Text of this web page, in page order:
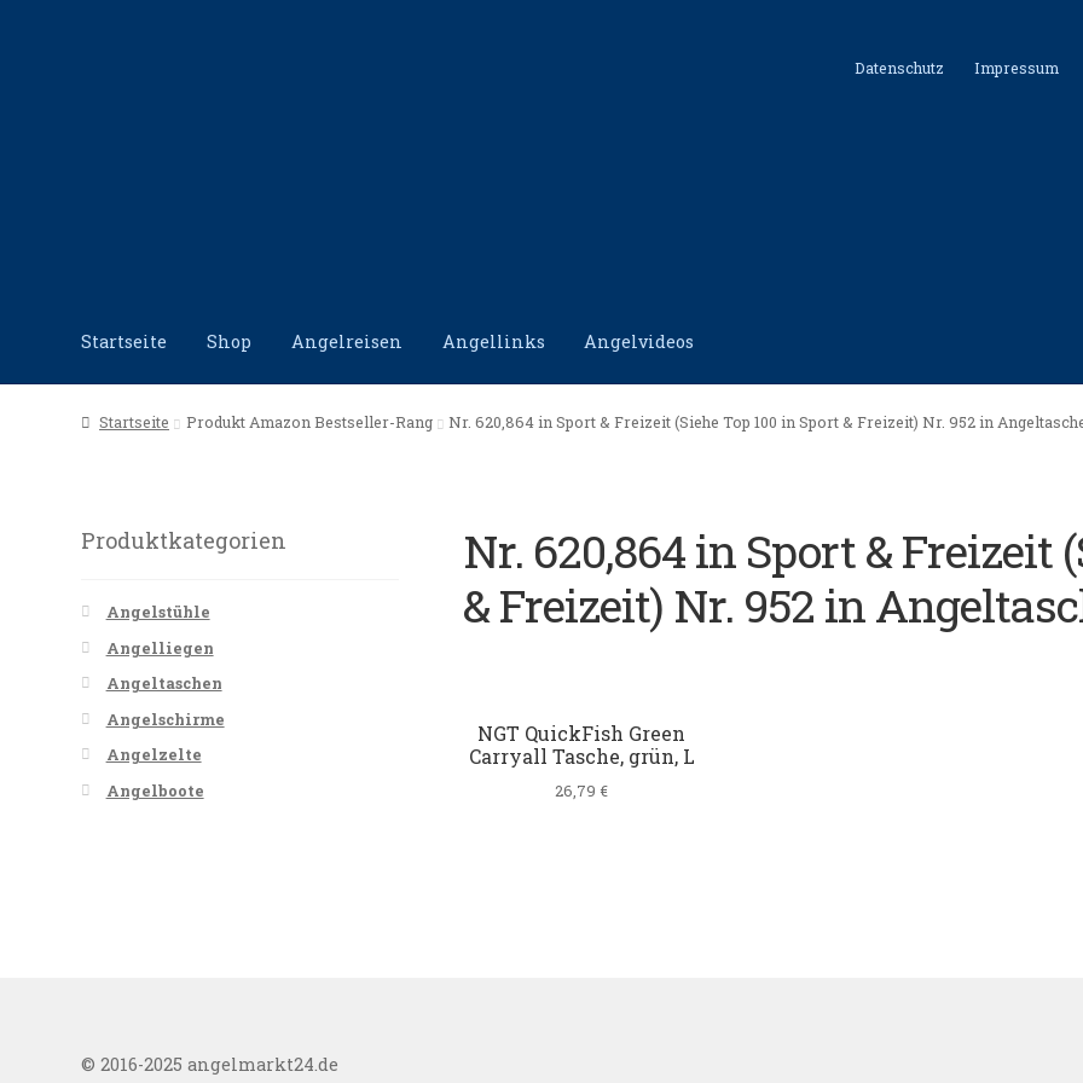
Datenschutz Impressum
Startseite Shop Angelreisen Angellinks Angelvideos
Start Angellinks Angelreisen Angelvideos Datenschutz Impressum Kontakt Shop
Startseite Produkt Amazon Bestseller-Rang Nr. 620,864 in Sport & Freizeit (Siehe Top 100 in Sport & Freizeit) Nr. 952 in
Nr. 620,864 in Sport & Freizeit
& Freizeit) Nr. 952 in
NGT QuickFish Green
Carryall Tasche, grün, L
26,79 €
Produktkategorien
Angelstühle
Angelliegen
Angeltaschen
Angelschirme
Angelzelte
Angelboote
© 2016-2025 angelmarkt24.de